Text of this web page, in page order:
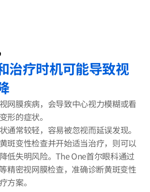
治疗时机可能导致视
网膜疾病，会导致中心视力模糊或看
形的症状。
通常较轻，容易被忽视而延误发现。
斑变性检查并开始适当治疗，则可以
低失明风险。The One首尔眼科通过
精密视网膜检查，准确诊断黄斑变性
方案。